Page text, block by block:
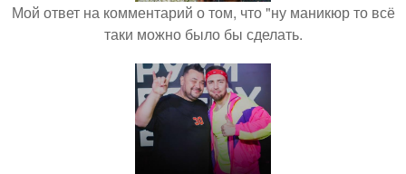
Мой ответ на комментарий о том, что "ну маникюр то всё
таки можно было бы сделать.